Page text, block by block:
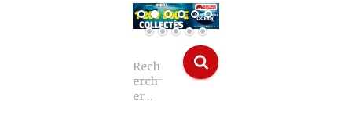
Rech
erch
er…